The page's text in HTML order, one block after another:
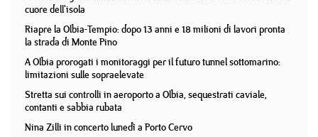
cuore dell'isola
Riapre la Olbia-Tempio: dopo 13 anni e 18 milioni di lavori pronta
la strada di Monte Pino
A Olbia prorogati i monitoraggi per il futuro tunnel sottomarino:
limitazioni sulle sopraelevate
Stretta sui controlli in aeroporto a Olbia, sequestrati caviale,
contanti e sabbia rubata
Nina Zilli in concerto lunedì a Porto Cervo